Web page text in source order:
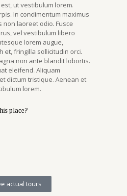
ut vestibulum lorem.
In condimentum maximus
non laoreet odio. Fusce
vel vestibulum libero
lorem augue,
et, fringilla sollicitudin orci.
non ante blandit lobortis.
eleifend. Aliquam
dictum tristique. Aenean et
lorem.
place?
actual tours